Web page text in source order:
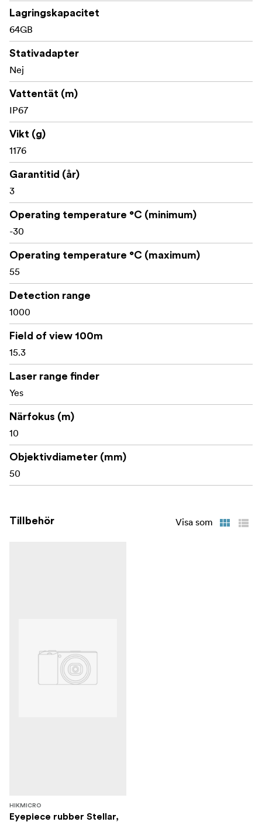
Lagringskapacitet
64GB
Stativadapter
Nej
Vattentät (m)
IP67
Vikt (g)
1176
Garantitid (år)
3
Operating temperature °C (minimum)
-30
Operating temperature °C (maximum)
55
Detection range
1000
Field of view 100m
15.3
Laser range finder
Yes
Närfokus (m)
10
Objektivdiameter (mm)
50
Tillbehör Visa som
HIKMICRO
Eyepiece rubber Stellar,